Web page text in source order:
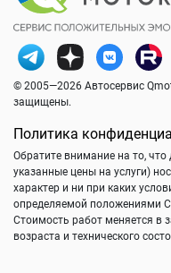
© 2005—2026 Автосервис
защищены.
Политика
Обратите внимание на то, что
указанные цены на услуги)
характер и ни при каких
определяемой положениями
Стоимость работ меняется в
возраста и технического